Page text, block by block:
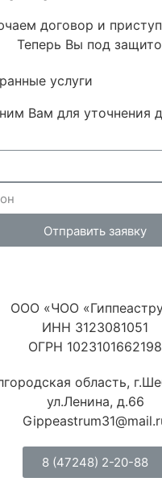
договор и
Теперь Вы под
услуги
Вам для уточнения
Отправить заявку
ООО «ЧОО
ИНН 3123081051
ОГРН 1023101662198
область,
ул.Ленина, д.66
8 (47248) 2-20-88